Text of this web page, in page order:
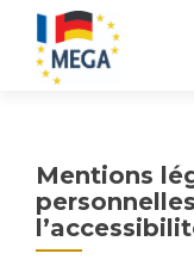
Mentions